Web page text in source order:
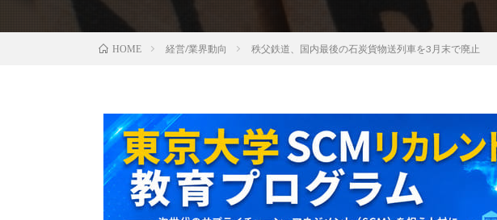
HOME 経営/業界動向 秩父鉄道、国内最後の石炭貨物送列車を3月末で廃止